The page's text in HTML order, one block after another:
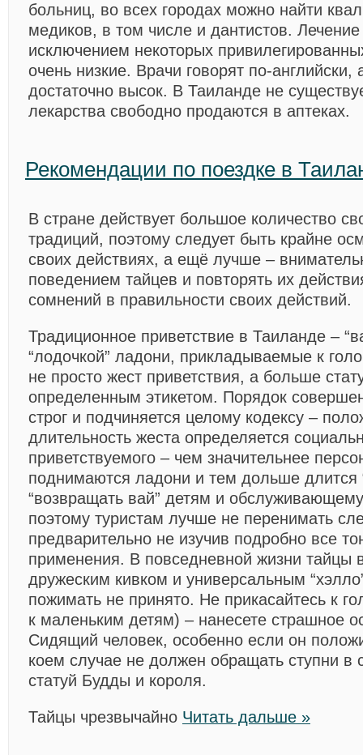
больниц, во всех городах можно найти
медиков, в том числе и дантистов.
исключением некоторых
очень низкие. Врачи говорят по-английски,
достаточно высок. В Таиланде не
лекарства свободно продаются в аптеках.
Рекомендации по поездке в
В стране действует большое количество
традиций, поэтому следует быть крайне
своих действиях, а ещё лучше –
поведением тайцев и повторять их
сомнений в правильности своих действий.
Традиционное приветствие в Таиланде –
“лодочкой” ладони, прикладываемые к
не просто жест приветствия, а больше
определенным этикетом. Порядок
строг и подчиняется целому кодексу –
длительность жеста определяется
приветствуемого – чем значительнее
поднимаются ладони и тем дольше длится
“возвращать вай” детям и
поэтому туристам лучше не перенимать
предварительно не изучив подробно все
применения. В повседневной жизни тайцы
дружеским кивком и универсальным
пожимать не принято. Не прикасайтесь к
к маленьким детям) – нанесете страшное
Сидящий человек, особенно если он
коем случае не должен обращать ступни в
статуй Будды и короля.
Тайцы чрезвычайно Читать дальше »